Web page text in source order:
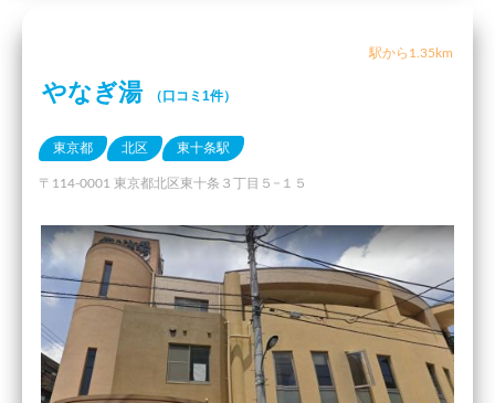
駅から1.35km
やなぎ湯 （口コミ1件）
東京都 北区 東十条駅
〒114-0001 東京都北区東十条３丁目５−１５